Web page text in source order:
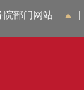
院部门网站